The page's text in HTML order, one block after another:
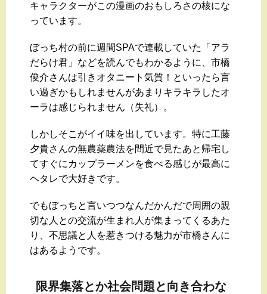
キャラクターがこの漫画のおもしろさの核にな
っています。
ぼっち村の前に週間SPAで連載していた「アラ
だらけ君」などを読んでもわかるように、市橋
俊介さんは引きオタニート気質！といったら言
い過ぎかもしれませんがあまりキラキラしたオ
ーラは感じられません（失礼）。
しかしそこがイイ味を出しています。特に工藤
夕貴さんの無農薬農法を間近で見たあと帰宅し
てすぐにカップラーメンを食べる感じが最高に
ヘタレで大好きです。
でもぼっちと言いつつなんだかんだで周囲の親
切な人との交流が生まれ人が集まってくるあた
り、不思議と人を惹きつける魅力が市橋さんに
はあるようです。
限界集落とか社会問題と向き合わな